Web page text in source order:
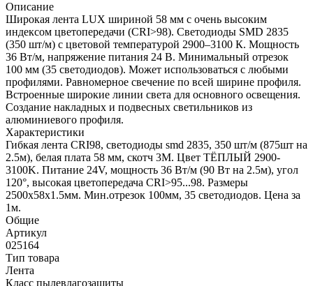
Описание
Широкая лента LUX шириной 58 мм с очень высоким
индексом цветопередачи (CRI>98). Светодиоды SMD 2835
(350 шт/м) с цветовой температурой 2900–3100 К. Мощность
36 Вт/м, напряжение питания 24 В. Минимальный отрезок
100 мм (35 светодиодов). Может использоваться с любыми
профилями. Равномерное свечение по всей ширине профиля.
Встроенные широкие линии света для основного освещения.
Создание накладных и подвесных светильников из
алюминиевого профиля.
Характеристики
Гибкая лента CRI98, светодиоды smd 2835, 350 шт/м (875шт на
2.5м), белая плата 58 мм, скотч 3М. Цвет ТЁПЛЫЙ 2900-
3100K. Питание 24V, мощность 36 Вт/м (90 Вт на 2.5м), угол
120°, высокая цветопередача CRI>95...98. Размеры
2500х58x1.5мм. Мин.отрезок 100мм, 35 светодиодов. Цена за
1м.
Общие
Артикул
025164
Тип товара
Лента
Класс пылевлагозащиты